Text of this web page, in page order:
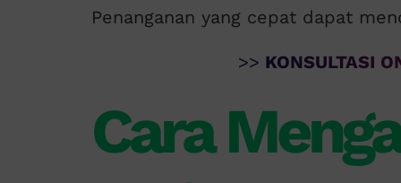
Penanganan yang cepat dapat
>> KONSULTASI
Cara